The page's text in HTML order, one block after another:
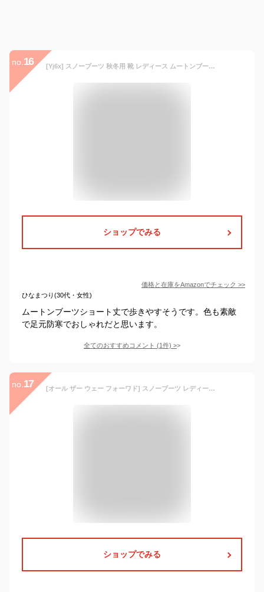
no. 16 [Yj6x] スノーブーツ 秋冬用 靴 レディース ムートンブーツ ショートブーツ 防水 防滑 ボア付き レッド ボリューム感 ファー サイドジッパー 厚底 ローヒール ふわふわ 暖かい 防寒 スエード 22.5cm 可愛い 雪の日 アウトドア お出かけ ミドルブーツ
ショップでみる
価格と在庫をAmazonでチェック >>
ひなまつり(30代・女性)
ムートンブーツショート丈で歩きやすそうです。色も素敵
で足元防寒でおしゃれだと思います。
全てのおすすめコメント (1件) >
no. 17 [オール ザー ウェー フォーワド] スノーブーツ レディース ムートンブーツ 防水ショートウィンターブーツ 裏起毛 雪靴 防寒 防滑 冬用ブーツ (24.0cm, ワインレッド)
ショップでみる